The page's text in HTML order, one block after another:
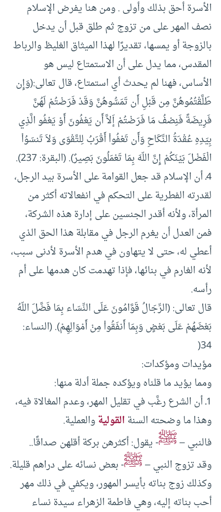
الأسرة أحق بذلك وأولى . ومن هنا يفرض الإسلام
نصف المهر على من تزوج ثم طلق قبل أن يدخل
بالزوجة أو يمسها، تقديرًا لهذا الميثاق الغليظ والرباط
المقدس، مما يدل على أن الاستمتاع ليس هو
الأساس، فهنا لم يحدث أي استمتاع، قال تعالى:(وَإِن
طَلَّقْتُمُوهُنَّ مِن قَبْلِ أَن تَمَسُّوهُنَّ وَقَدْ فَرَضْتُمْ لَهُنَّ
فَرِيضَةً فَنِصْفُ مَا فَرَضْتُمْ إَلاَّ أَن يَعْفُونَ أَوْ يَعْفُو الَّذِي
بِيَدِهِ عُقْدَةُ النِّكَاحِ وَأَن تَعْفُواْ أَقْرَبُ لِلتَّقْوَى وَلاَ تَنسَوُاْ
الْفَضْلَ بَيْنَكُمْ إِنَّ اللّهَ بِمَا تَعْمَلُونَ بَصِيرٌ). (البقرة: 237).
4ـ أن الإسلام قد جعل القوامة على الأسرة بيد الرجل،
لقدرته الفطرية على التحكم في انفعالاته أكثر من
المرأة، ولأنه أقدر الجنسين على إدارة هذه الشركة،
فمن العدل أن يغرم الرجل في مقابلة هذا الحق الذي
أعطي له، حتى لا يتهاون في هدم الأسرة لأدنى سبب،
لأنه الغارم في بنائها، فإذا تهدمت كان هدمها على أم
رأسه.
قال تعالى: (الرِّجَالُ قَوَّامُونَ عَلَى النِّسَاء بِمَا فَضَّلَ اللّهُ
بَعْضَهُمْ عَلَى بَعْضٍ وَبِمَا أَنفَقُواْ مِنْ أَمْوَالِهِمْ). (النساء:
34(
مؤيدات ومؤكدات:
ومما يؤيد ما قلناه ويؤكده جملة أدلة منها:
1ـ أن الشرع رغَّب في تقليل المهر، وعدم المغالاة فيه،
وهذا ما وضحته السنةالقوليةوالعملية.
فالنبي –ﷺ- يقول: أكثرهن بركة أقلهن صداقًا..
وقد تزوج النبي –ﷺ- بعض نسائه على دراهم قليلة.
وكذلك زوج بناته بأيسر المهور، ويكفي في ذلك مهر
أحب بناته إليه، وهي فاطمة الزهراء سيدة نساء